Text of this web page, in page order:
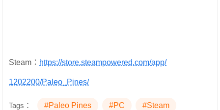
Steam： https://store.steampowered.com/app/
1202200/Paleo_Pines/
Tags： #Paleo Pines #PC #Steam